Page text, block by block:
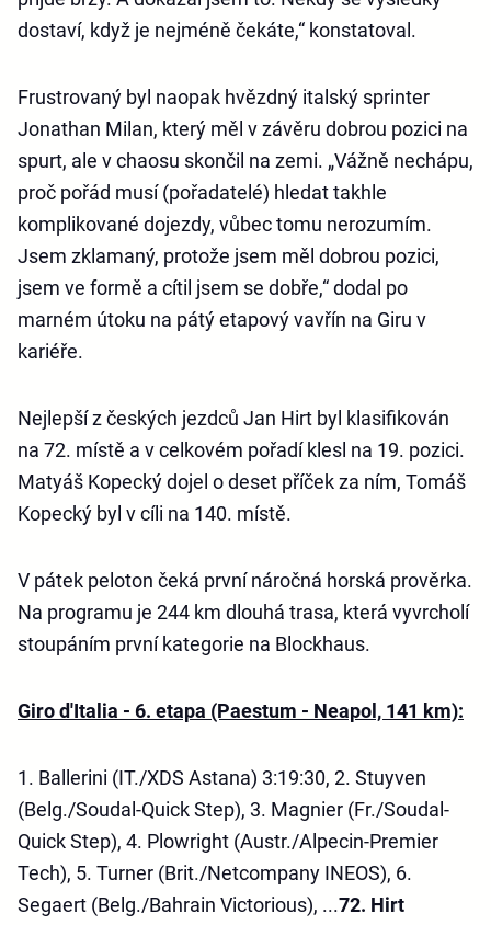
dostaví, když je nejméně čekáte,“ konstatoval.
Frustrovaný byl naopak hvězdný italský sprinter
Jonathan Milan, který měl v závěru dobrou pozici na
spurt, ale v chaosu skončil na zemi. „Vážně nechápu,
proč pořád musí (pořadatelé) hledat takhle
komplikované dojezdy, vůbec tomu nerozumím.
Jsem zklamaný, protože jsem měl dobrou pozici,
jsem ve formě a cítil jsem se dobře,“ dodal po
marném útoku na pátý etapový vavřín na Giru v
kariéře.
Nejlepší z českých jezdců Jan Hirt byl klasifikován
na 72. místě a v celkovém pořadí klesl na 19. pozici.
Matyáš Kopecký dojel o deset příček za ním, Tomáš
Kopecký byl v cíli na 140. místě.
V pátek peloton čeká první náročná horská prověrka.
Na programu je 244 km dlouhá trasa, která vyvrcholí
stoupáním první kategorie na Blockhaus.
Giro d'Italia - 6. etapa (Paestum - Neapol, 141 km):
1. Ballerini (IT./XDS Astana) 3:19:30, 2. Stuyven
(Belg./Soudal-Quick Step), 3. Magnier (Fr./Soudal-
Quick Step), 4. Plowright (Austr./Alpecin-Premier
Tech), 5. Turner (Brit./Netcompany INEOS), 6.
Segaert (Belg./Bahrain Victorious), ...72. Hirt